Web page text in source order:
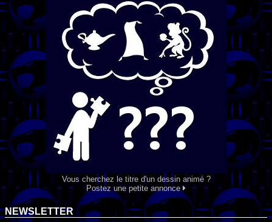
Vous cherchez le titre d'un dessin animé ?
Postez une petite annonce
NEWSLETTER